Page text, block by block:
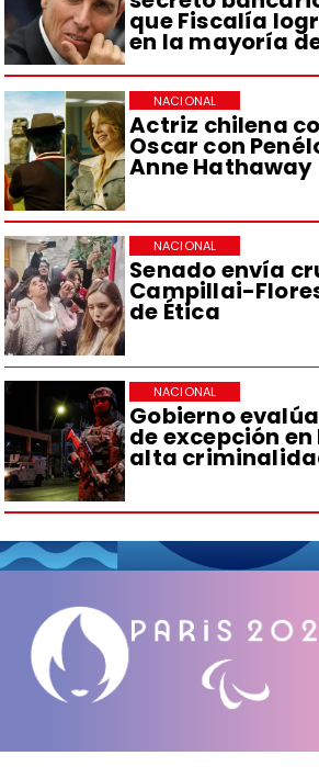
que Fiscalía
en la mayoría
Actriz chilena
Oscar con
Anne Hathaway
NACIONAL
Senado envía
Campillai-
de Ética
NACIONAL
Gobierno
de excepción
alta
NACIONAL